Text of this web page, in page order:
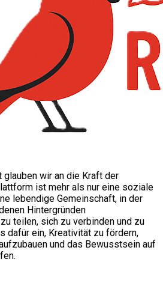
glauben wir an die Kraft der
ist mehr als nur eine soziale
lebendige Gemeinschaft, in der
Hintergründen
teilen, sich zu verbinden und zu
dafür ein, Kreativität zu fördern,
und das Bewusstsein auf